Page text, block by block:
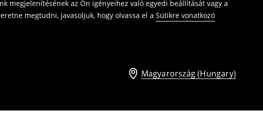
megjelenítésének az Ön igényeihez való egyedi beállítását vagy a
megtudni, javasoljuk, hogy olvassa el a Sütikre vonatkozó
Magyarország (Hungary)